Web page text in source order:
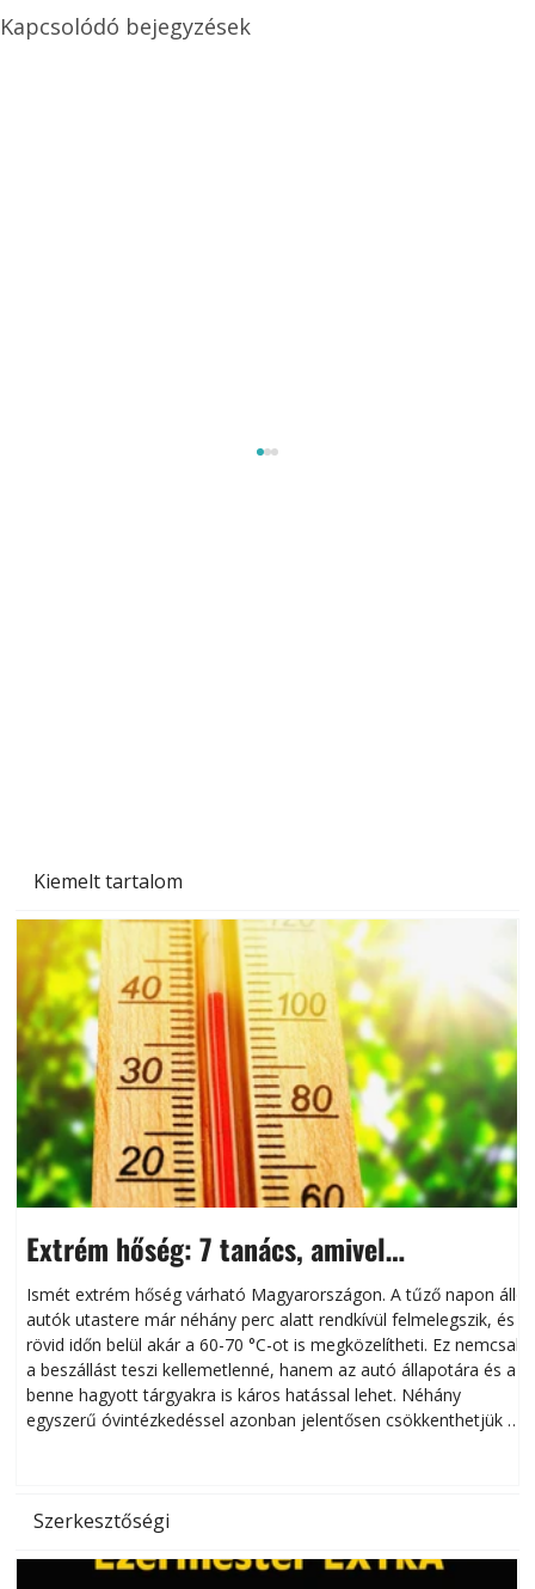
Kiemelt tartalom
Extrém hőség: 7 tanács, amivel
megóvhatjuk autónkat a nyári károktól
Ismét extrém hőség várható Magyarországon. A tűző napon álló
autók utastere már néhány perc alatt rendkívül felmelegszik, és
rövid időn belül akár a 60-70 °C-ot is megközelítheti. Ez nemcsak
a beszállást teszi kellemetlenné, hanem az autó állapotára és a
benne hagyott tárgyakra is káros hatással lehet. Néhány
egyszerű óvintézkedéssel azonban jelentősen csökkenthetjük a
Szerkesztőségi
Kapcsolódó bejegyzések